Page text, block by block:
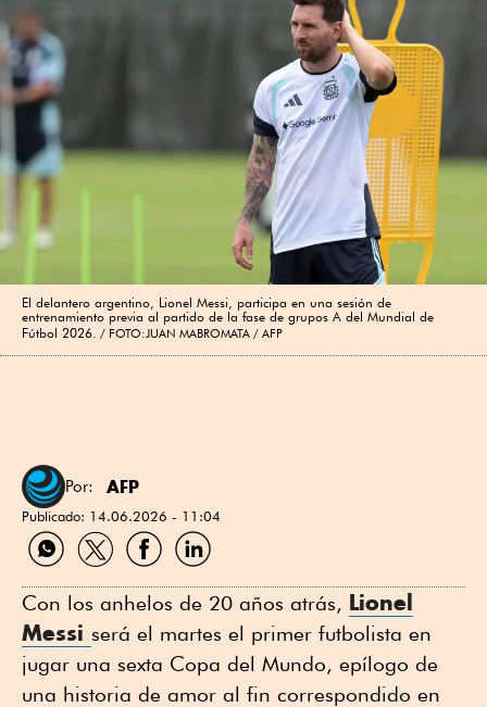
El delantero argentino, Lionel Messi, participa en una sesión de
entrenamiento previa al partido de la fase de grupos A del Mundial de
Fútbol 2026.
FOTO:JUAN MABROMATA / AFP
Por: AFP
Publicado: 14.06.2026 - 11:04
Compartir
por
Compartir
por
Compartir
por
Compartir
por
Con los anhelos de 20 años atrás, Lionel
Messi será el martes el primer futbolista en
jugar una sexta Copa del Mundo, epílogo de
una historia de amor al fin correspondido en